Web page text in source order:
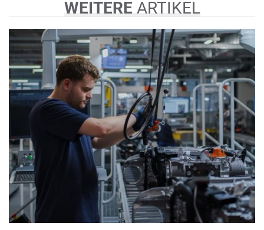
WEITEREARTIKEL